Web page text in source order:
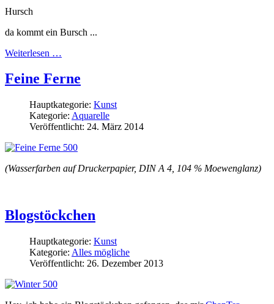
Hursch
da kommt ein Bursch ...
Weiterlesen …
Feine Ferne
Hauptkategorie: Kunst
Kategorie: Aquarelle
Veröffentlicht: 24. März 2014
(Wasserfarben auf Druckerpapier, DIN A 4, 104 % Moewenglanz)
Blogstöckchen
Hauptkategorie: Kunst
Kategorie: Alles mögliche
Veröffentlicht: 26. Dezember 2013